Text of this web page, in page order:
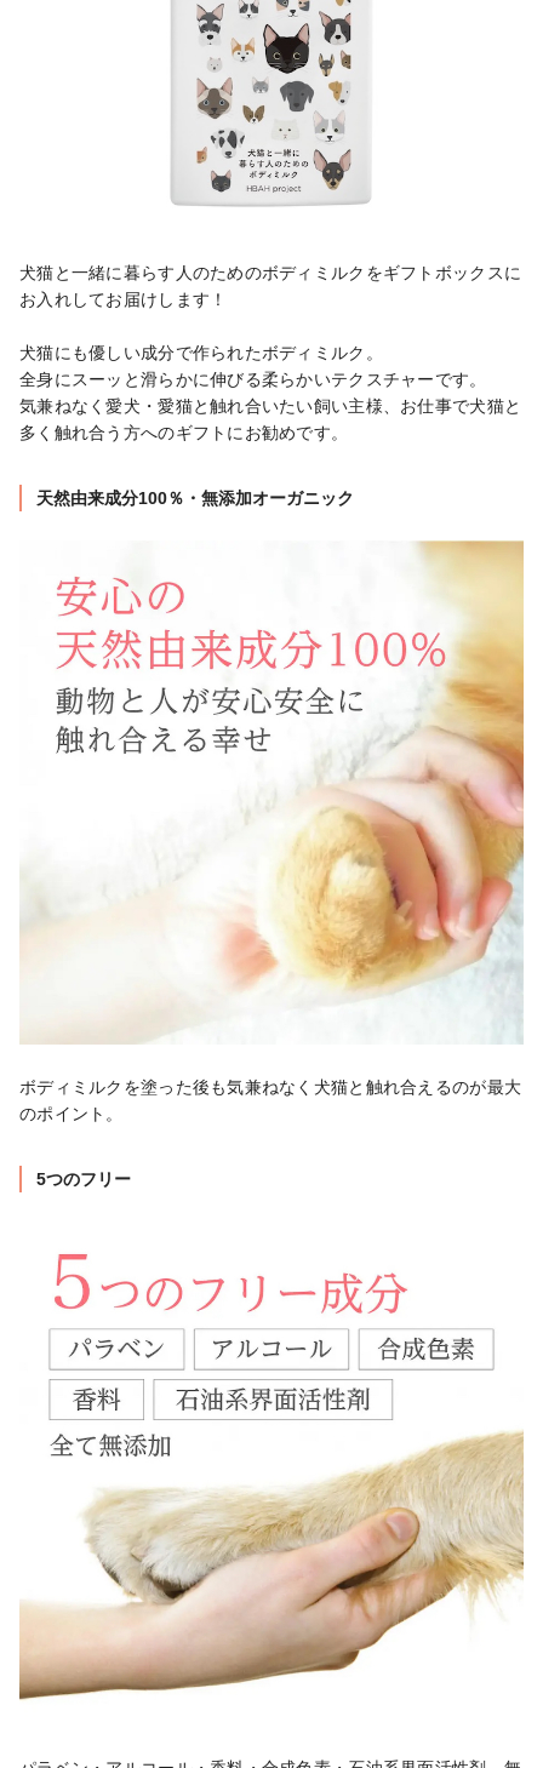
犬猫と一緒に暮らす人のためのボディミルクをギフトボックスに
お入れしてお届けします！
犬猫にも優しい成分で作られたボディミルク。
全身にスーッと滑らかに伸びる柔らかいテクスチャーです。
気兼ねなく愛犬・愛猫と触れ合いたい飼い主様、お仕事で犬猫と
多く触れ合う方へのギフトにお勧めです。
天然由来成分100％・無添加オーガニック
ボディミルクを塗った後も気兼ねなく犬猫と触れ合えるのが最大
のポイント。
5つのフリー